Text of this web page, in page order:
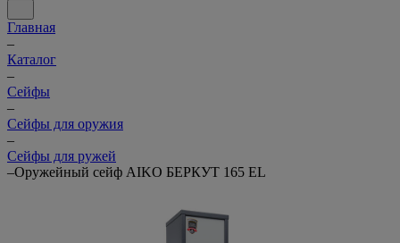
Главная
–
Каталог
–
Cейфы
–
Cейфы для оружия
–
Сейфы для ружей
–Оружейный сейф AIKO БЕРКУТ 165 EL